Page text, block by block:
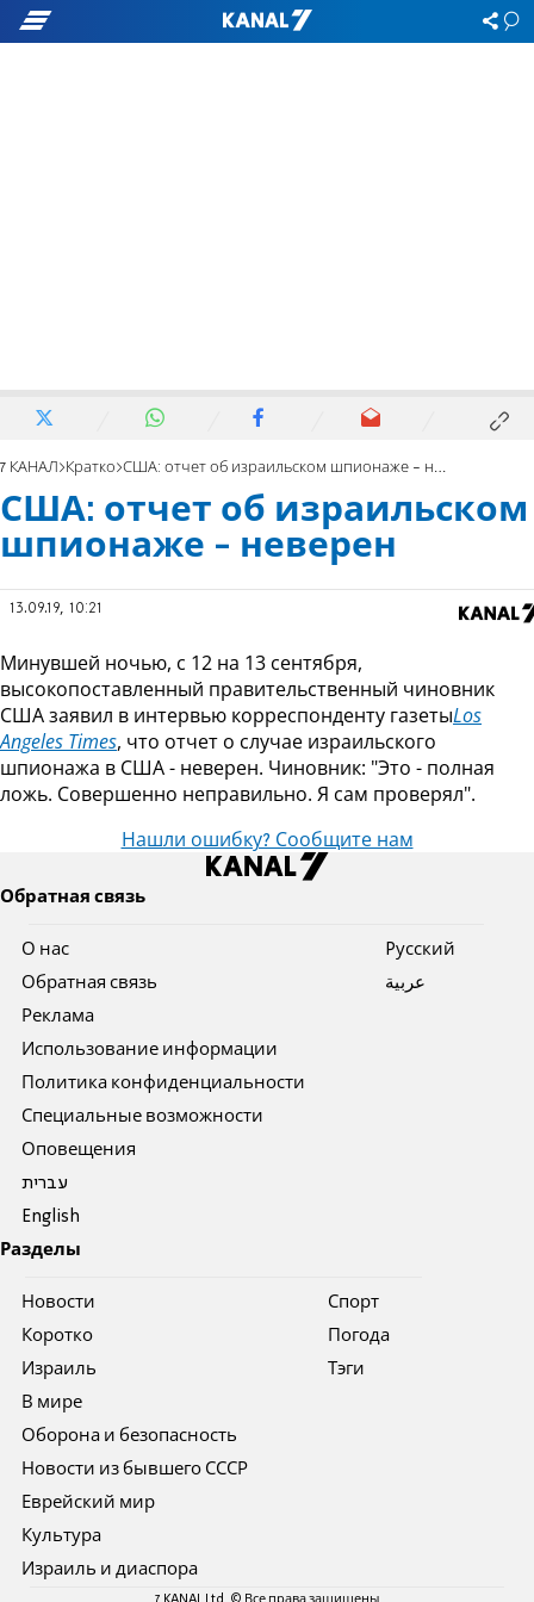
7 КАНАЛ Кратко США: отчет об израильском шпионаже - неверен
США: отчет об израильском
шпионаже - неверен
13.09.19, 10:21
Минувшей ночью, с 12 на 13 сентября,
высокопоставленный правительственный чиновник
США заявил в интервью корреспонденту газетыLos
Angeles Times, что отчет о случае израильского
шпионажа в США - неверен. Чиновник: "Это - полная
ложь. Совершенно неправильно. Я сам проверял".
Нашли ошибку? Сообщите нам
Обратная связь
О нас
Обратная связь
Реклама
Использование информации
Политика конфиденциальности
Специальные возможности
Оповещения
עברית
English
Pусский
عربية
Разделы
Новости
Коротко
Израиль
В мире
Оборона и безопасность
Новости из бывшего СССР
Еврейский мир
Культура
Израиль и диаспора
Спорт
Погода
Тэги